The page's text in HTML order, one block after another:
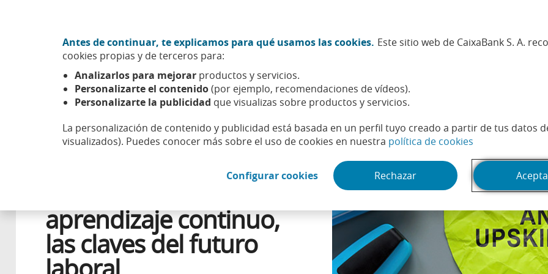
Antes de continuar, te explicamos para qué usamos las cookies. Este sitio web de CaixaBank S. A.
cookies propias y de terceros para:
Analizarlos para mejorar productos y servicios.
Personalizarte el contenido(por ejemplo, recomendaciones de vídeos).
Personalizarte la publicidad que visualizas sobre productos y servicios.
La personalización de contenido y publicidad está basada en un perfil tuyo creado a partir de tus datos
visualizados). Puedes conocer más sobre el uso de cookies en nuestra política de cookies
Configurar cookies(Abrir en ventana nueva)
Rechazar
Sobre nosotros
Esfera Bienestar Progreso Reskilling, upskilling y aprendizaje continuo, las claves del futuro laboral
23 AGOSTO 2023
aprendizaje continuo,
las claves del futuro